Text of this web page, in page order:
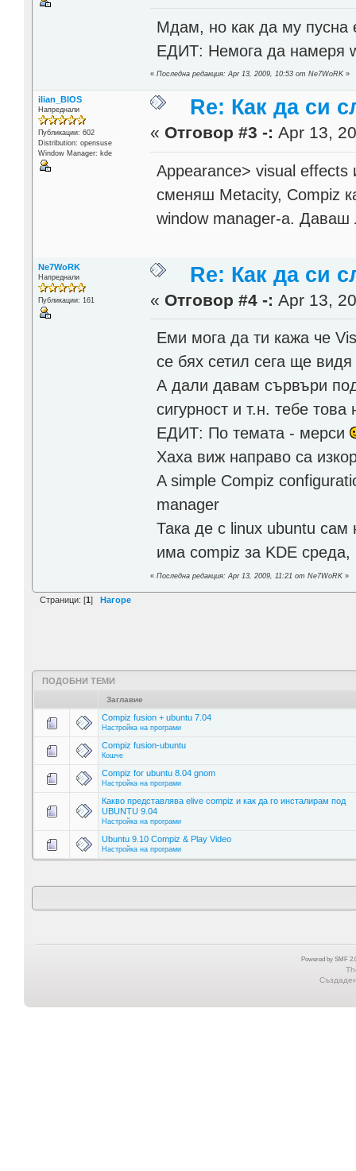
Мдам, но как да му пусна
ЕДИТ: Немога да намеря
«Последна редакция: Apr 13, 2009, 10:53 от Ne7WoRK »
ilian_BIOS
Напреднали
Публикации: 602
Distribution: opensuse
Window Manager: kde
Re: Как да си
« Отговор #3 -: Apr 13,
Appearance> visual effects
сменяш Metacity, Compiz
window manager-a.
Ne7WoRK
Напреднали
Публикации: 161
Re: Как да си
« Отговор #4 -: Apr 13,
Еми мога да ти кажа че
се бях сетил сега ще
А дали давам сървъри
сигурност и т.н. тебе това
ЕДИТ: По темата - мерси
Хаха виж направо са
A simple Compiz
manager
Така де с linux ubuntu сам
има compiz за KDE
«Последна редакция: Apr 13, 2009, 11:21 от Ne7WoRK »
Страници: [1 ] Нагоре
ПОДОБНИ ТЕМИ
Заглавие
Compiz fusion + ubuntu 7.04
Настройка на програми
Compiz fusion-ubuntu
Кошче
Compiz for ubuntu 8.04 gnom
Настройка на програми
Какво представлява elive compiz и как да го инсталирам под
UBUNTU 9.04
Настройка на програми
Ubuntu 9.10 Compiz & Play Video
Настройка на програми
Powered by SMF